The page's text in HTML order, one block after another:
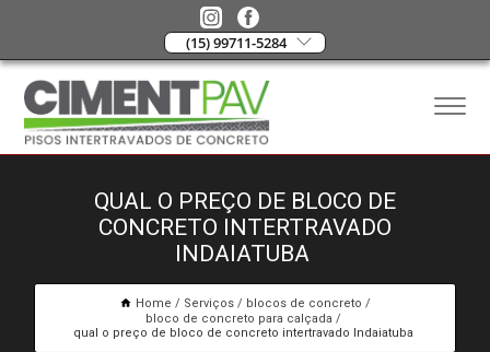
(15) 99711-5284
QUAL O PREÇO DE BLOCO DE
CONCRETO INTERTRAVADO
INDAIATUBA
Home Serviços
blocos de concreto
bloco de concreto para calçada
qual o preço de bloco de concreto intertravado Indaiatuba